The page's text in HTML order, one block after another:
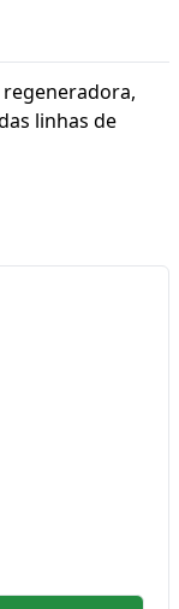
linhas de